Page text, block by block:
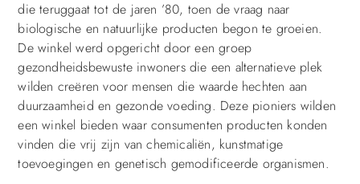
die teruggaat tot de jaren ’80, toen de vraag naar
biologische en natuurlijke producten begon te groeien.
De winkel werd opgericht door een groep
gezondheidsbewuste inwoners die een alternatieve plek
wilden creëren voor mensen die waarde hechten aan
duurzaamheid en gezonde voeding. Deze pioniers wilden
een winkel bieden waar consumenten producten konden
vinden die vrij zijn van chemicaliën, kunstmatige
toevoegingen en genetisch gemodificeerde organismen.